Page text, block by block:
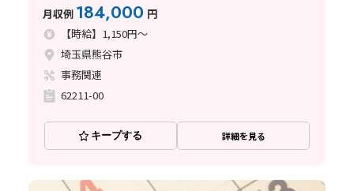
月収例 184,000 円
【時給】1,150円～
埼玉県熊谷市
事務関連
62211-00
キープする 詳細を見る